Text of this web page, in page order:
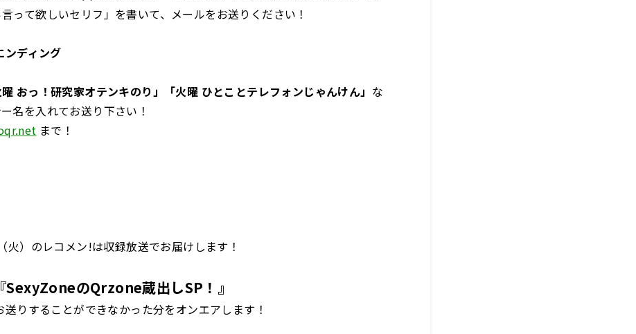
言って欲しいセリフ」を書いて、メールをお送りください！
ンディング
おっ！研究家オテンキのり」「火曜 ひとことテレフォンじゃんけん」 な
名を入れてお送り下さい！
まで！
火）のレコメン!は収録放送でお届けします！
『SexyZoneのQrzone蔵出しSP！ 』
送りすることができなかった分をオンエアします！